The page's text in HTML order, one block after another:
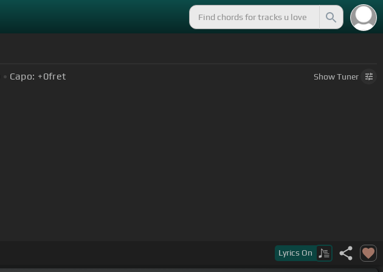
Capo: +0fret ShowTuner
Lyrics On